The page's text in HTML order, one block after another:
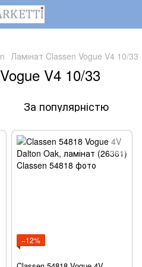
Ламінат Classen Vogue V4 10/33
V4 10/33
За популярністю
−12%